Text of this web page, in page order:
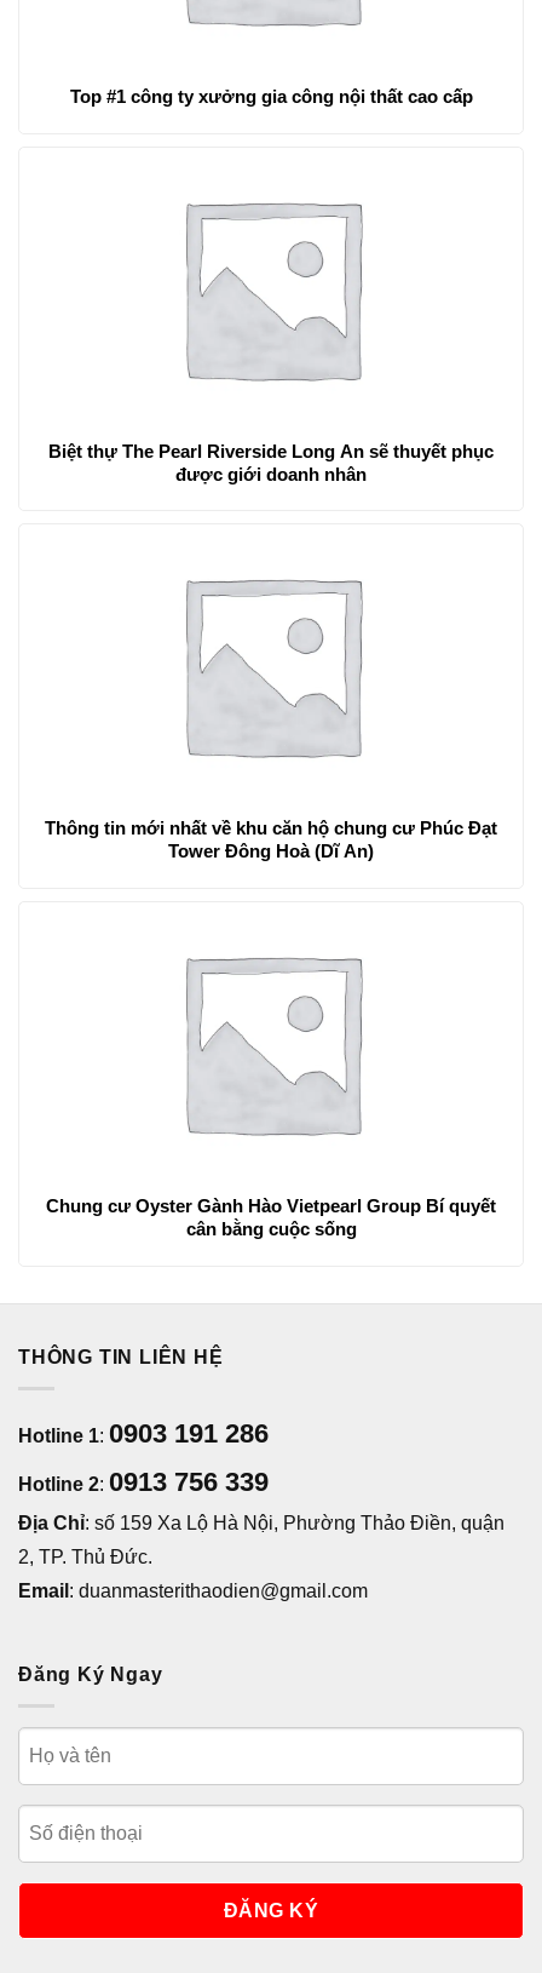
Top #1 công ty xưởng gia công nội thất cao cấp
Biệt thự The Pearl Riverside Long An sẽ thuyết phục
được giới doanh nhân
Thông tin mới nhất về khu căn hộ chung cư Phúc Đạt
Tower Đông Hoà (Dĩ An)
Chung cư Oyster Gành Hào Vietpearl Group Bí quyết
cân bằng cuộc sống
THÔNG TIN LIÊN HỆ
Hotline 1: 0903 191 286
Hotline 2: 0913 756 339
Địa Chỉ: số 159 Xa Lộ Hà Nội, Phường Thảo Điền, quận
2, TP. Thủ Đức.
Email : duanmasterithaodien@gmail.com
Đăng Ký Ngay